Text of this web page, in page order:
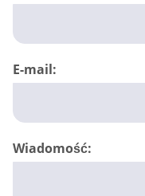
E-mail:
Wiadomość: